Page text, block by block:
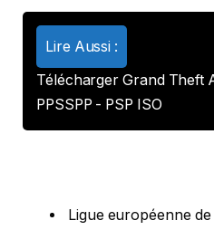
Lire Aussi :
Télécharger Grand Theft
PPSSPP - PSP ISO
Ligue européenne de